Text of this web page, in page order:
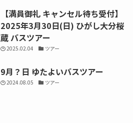
【満員御礼 キャンセル待ち受付】
2025年3月30日(日) ひがし大分桜
蔵 バスツアー
2025.02.04 ツアー
9月？日 ゆたよいバスツアー
2024.08.05 ツアー